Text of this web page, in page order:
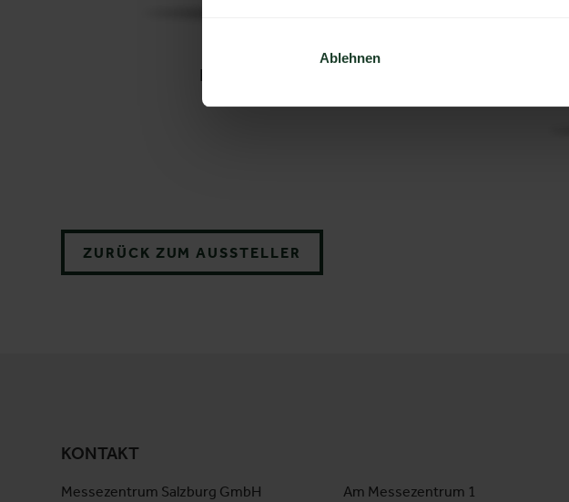
Ablehnen
FUTURA ALP GTX®
ZURÜCK ZUM AUSSTELLER
KONTAKT
Messezentrum Salzburg GmbH
Am Messezentrum 1